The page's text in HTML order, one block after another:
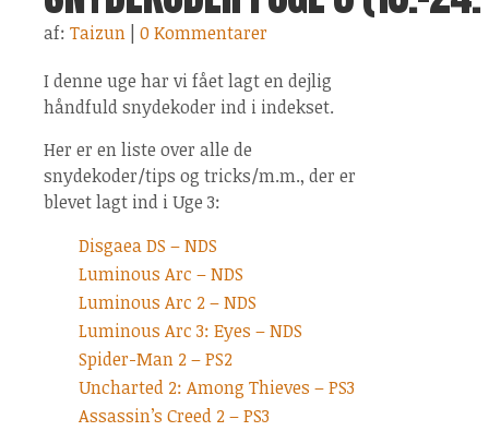
af: Taizun 0 Kommentarer
I denne uge har vi fået lagt en dejlig
håndfuld snydekoder ind i indekset.
Her er en liste over alle de
snydekoder/tips og tricks/m.m., der er
blevet lagt ind i Uge 3:
Disgaea DS – NDS
Luminous Arc – NDS
Luminous Arc 2 – NDS
Luminous Arc 3: Eyes – NDS
Spider-Man 2 – PS2
Uncharted 2: Among Thieves – PS3
Assassin’s Creed 2 – PS3